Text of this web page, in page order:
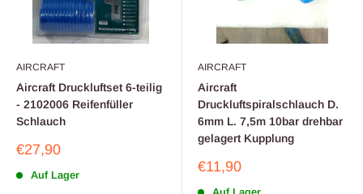
AIRCRAFT
Aircraft Druckluftset 6-teilig
- 2102006 Reifenfüller
Schlauch
Sonderpreis
€27,90
Auf Lager
AIRCRAFT
Aircraft
Druckluftspiralschlauch D.
6mm L. 7,5m 10bar drehbar
gelagert Kupplung
Sonderpreis
€11,90